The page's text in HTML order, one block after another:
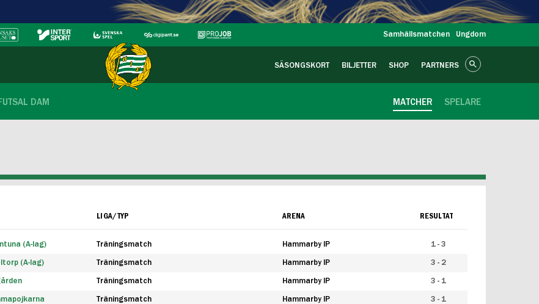
Samhällsmatchen Ungdom
SÄSONGSKORT BILJETTER SHOP PARTNERS
DAM SPELARE
MATCHER
LIGA/TYP ARENA RESULTAT
(A-lag) Träningsmatch Hammarby IP 1 - 3
(A-lag) Träningsmatch Hammarby IP 3 - 2
Träningsmatch Hammarby IP 3 - 1
Träningsmatch Hammarby IP 3 - 1